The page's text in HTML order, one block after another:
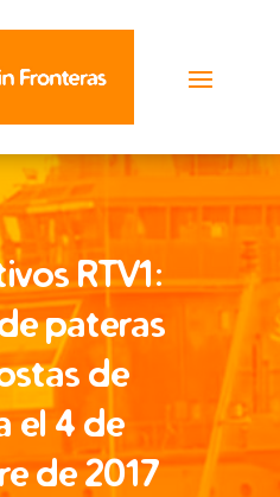
RTV1:
pateras
de
el 4 de
de 2017